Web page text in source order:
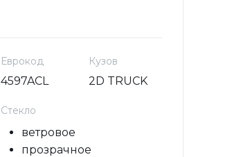
Еврокод
4597ACL
Кузов
2D TRUCK
Стекло
ветровое
прозрачное